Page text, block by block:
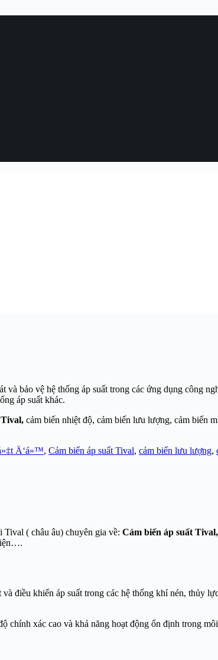
và bảo vệ hệ thống áp suất trong các ứng dụng công
áp suất khác.
cảm biến nhiệt độ, cảm biến lưu lượng, cảm biến
Ä‘á»™, Cảm biến áp suất Tival, cảm biến lưu lượng,
Tival ( châu âu) chuyên gia về: Cảm biến áp suất Tival,
và điều khiển áp suất trong các hệ thống khí nén, thủy
chính xác cao và khả năng hoạt động ổn định trong